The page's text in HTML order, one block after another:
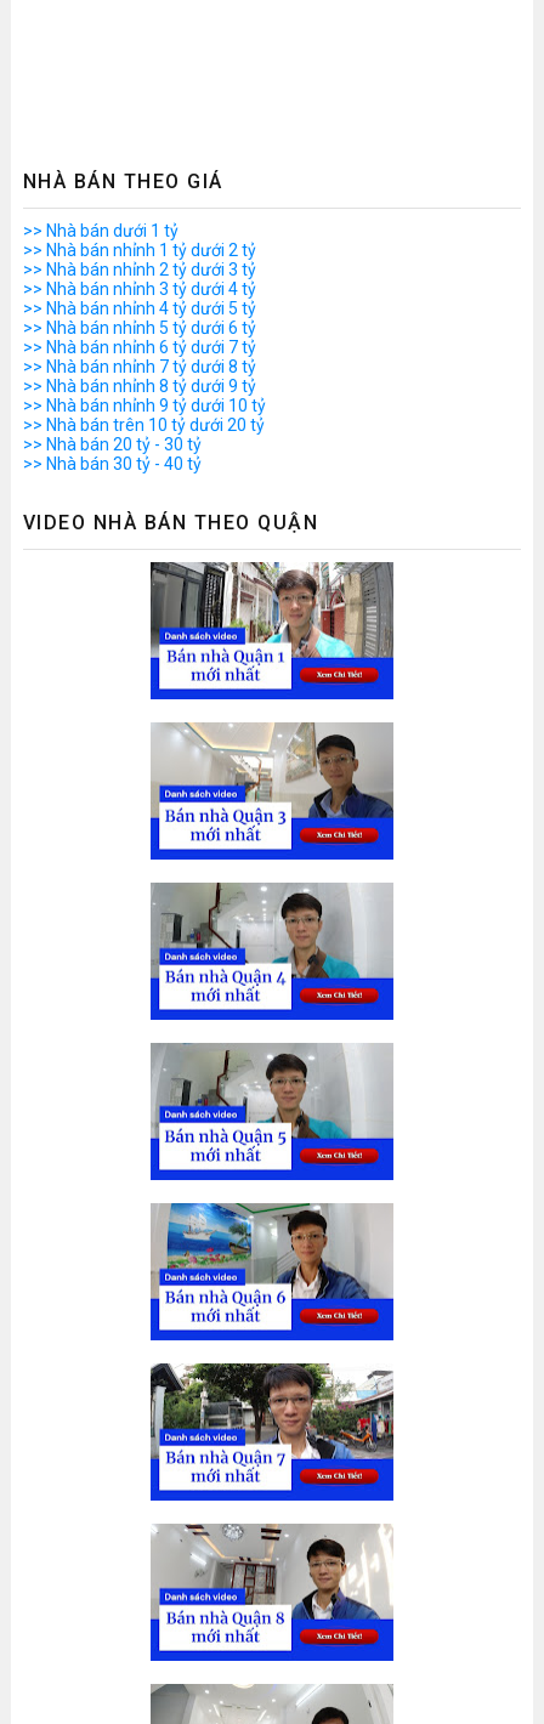
NHÀ BÁN THEO GIÁ
>> Nhà bán dưới 1 tỷ
>> Nhà bán nhỉnh 1 tỷ dưới 2 tỷ
>> Nhà bán nhỉnh 2 tỷ dưới 3 tỷ
>> Nhà bán nhỉnh 3 tỷ dưới 4 tỷ
>> Nhà bán nhỉnh 4 tỷ dưới 5 tỷ
>> Nhà bán nhỉnh 5 tỷ dưới 6 tỷ
>> Nhà bán nhỉnh 6 tỷ dưới 7 tỷ
>> Nhà bán nhỉnh 7 tỷ dưới 8 tỷ
>> Nhà bán nhỉnh 8 tỷ dưới 9 tỷ
>> Nhà bán nhỉnh 9 tỷ dưới 10 tỷ
>> Nhà bán trên 10 tỷ dưới 20 tỷ
>> Nhà bán 20 tỷ - 30 tỷ
>> Nhà bán 30 tỷ - 40 tỷ
VIDEO NHÀ BÁN THEO QUẬN